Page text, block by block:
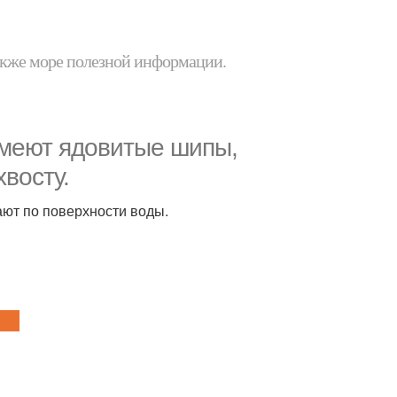
море полезной информации.
ядовитые шипы,
по поверхности воды.